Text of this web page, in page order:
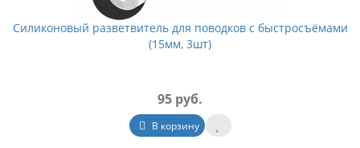
Силиконовый разветвитель для поводков с быстросъёмами
(15мм, 3шт)
95 руб.
В корзину